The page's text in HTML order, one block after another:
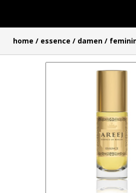
home / essence / damen /